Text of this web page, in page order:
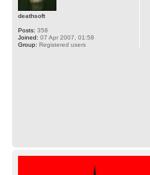
deathsoft
Posts: 358
Joined: 07 Apr 2007, 01:58
Group: Registered users